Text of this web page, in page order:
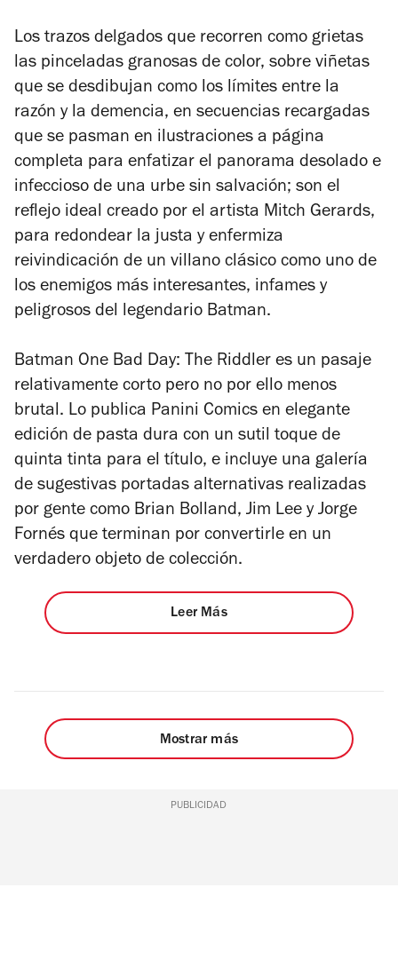
Los trazos delgados que recorren como grietas
las pinceladas granosas de color, sobre viñetas
que se desdibujan como los límites entre la
razón y la demencia, en secuencias recargadas
que se pasman en ilustraciones a página
completa para enfatizar el panorama desolado e
infeccioso de una urbe sin salvación; son el
reflejo ideal creado por el artista Mitch Gerards,
para redondear la justa y enfermiza
reivindicación de un villano clásico como uno de
los enemigos más interesantes, infames y
peligrosos del legendario Batman.
Batman One Bad Day: The Riddler es un pasaje
relativamente corto pero no por ello menos
brutal. Lo publica Panini Comics en elegante
edición de pasta dura con un sutil toque de
quinta tinta para el título, e incluye una galería
de sugestivas portadas alternativas realizadas
por gente como Brian Bolland, Jim Lee y Jorge
Fornés que terminan por convertirle en un
verdadero objeto de colección.
Leer Más
Mostrar más
PUBLICIDAD